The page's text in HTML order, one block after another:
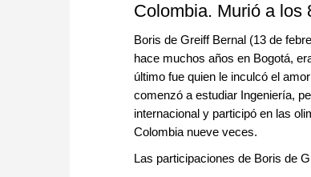
Colombia. Murió a los
Boris de Greiff Bernal (13 de
hace muchos años en Bogotá,
último fue quien le inculcó el
comenzó a estudiar Ingeniería,
internacional y participó en las
Colombia nueve veces.
Las participaciones de Boris de